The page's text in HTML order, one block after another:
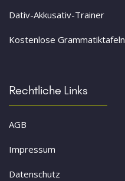
Dativ-Akkusativ-Trainer
Kostenlose Grammatiktafeln
Rechtliche Links
AGB
Impressum
Datenschutz